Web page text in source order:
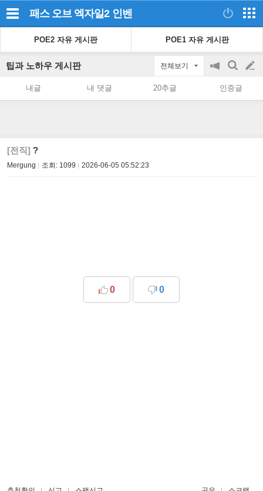
패스 오브 엑자일2 인벤
POE2 자유 게시판 POE1 자유 게시판
팁과 노하우 게시판 전체보기
공
on/off
검
색
글
쓰
내글 내 댓글 20추글 인증글
[전직] ?
Mergung 조회: 1099 2026-06-05 05:52:23
0 0